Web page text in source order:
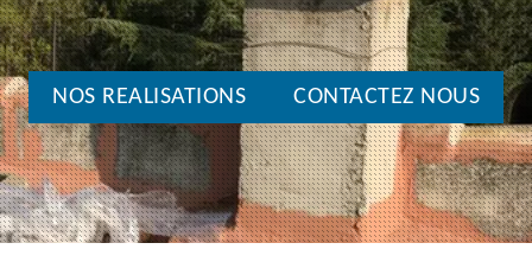
NOS REALISATIONS CONTACTEZ NOUS